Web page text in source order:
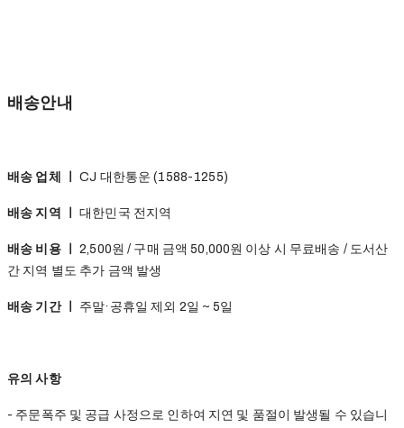
배송안내
배송 업체 ㅣCJ 대한통운 (1588-1255)
배송 지역 ㅣ대한민국 전지역
배송 비용 ㅣ2,500원 / 구매 금액 50,000원 이상 시 무료배송 / 도서산
간 지역 별도 추가 금액 발생
배송 기간 ㅣ 주말·공휴일 제외 2일 ~ 5일
유의 사항
- 주문폭주 및 공급 사정으로 인하여 지연 및 품절이 발생될 수 있습니